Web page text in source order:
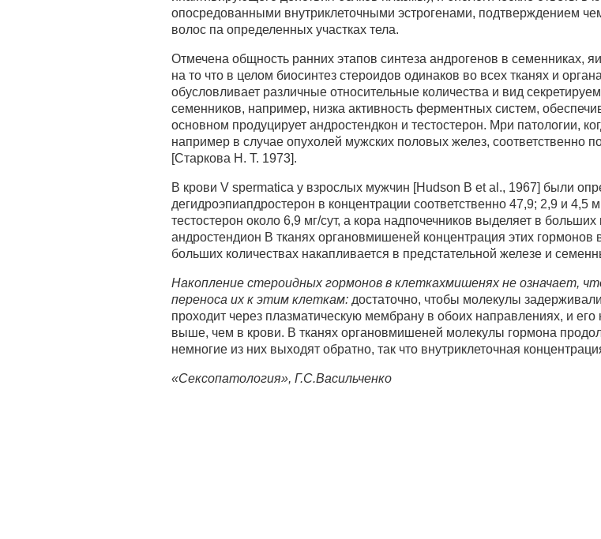
опосредованными внутриклеточными эстрогенами, подтверждением
волос па определенных участках тела.
Отмечена общность ранних этапов синтеза андрогенов в семенниках,
на то что в целом биосинтез стероидов одинаков во всех тканях и
обусловливает различные относительные количества и вид
семенников, например, низка активность ферментных систем,
основном продуцирует андростендкон и тестостерон. Мри патологии,
например в случае опухолей мужских половых желез, соответственно
[Старкова Н. Т. 1973].
В крови V spermatica у взрослых мужчин [Hudson В et al., 1967] были
дегидроэпиапдростерон в концентрации соответственно 47,9; 2,9 и
тестостерон около 6,9 мг/сут, а кора надпочечников выделяет в
андростендион В тканях органовмишеней концентрация этих гормонов
больших количествах накапливается в предстательной железе и
Накопление стероидных гормонов в клеткахмишенях не означает,
переноса их к этим клеткам: достаточно, чтобы молекулы
проходит через плазматическую мембрану в обоих направлениях, и его
выше, чем в крови. В тканях органовмишеней молекулы гормона
немногие из них выходят обратно, так что внутриклеточная
«Сексопатология», Г.С.Васильченко